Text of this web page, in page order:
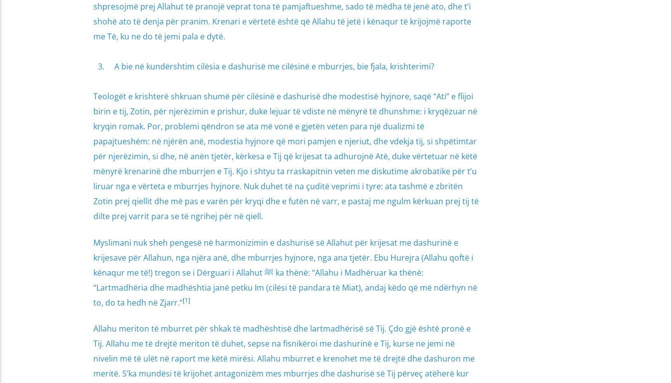
shpresojmë prej Allahut të pranojë veprat tona të pamjaftueshme, sado të mëdha të jenë ato, dhe t’i
shohë ato të denja për pranim. Krenari e vërtetë është që Allahu të jetë i kënaqur të krijojmë raporte
me Të, ku ne do të jemi pala e dytë.
A bie në kundërshtim cilësia e dashurisë me cilësinë e mburrjes, bie fjala, krishterimi?
Teologët e krishterë shkruan shumë për cilësinë e dashurisë dhe modestisë hyjnore, saqë “Ati” e flijoi
birin e tij, Zotin, për njerëzimin e prishur, duke lejuar të vdiste në mënyrë të dhunshme: i kryqëzuar në
kryqin romak. Por, problemi qëndron se ata më vonë e gjetën veten para një dualizmi të
papajtueshëm: në njërën anë, modestia hyjnore që mori pamjen e njeriut, dhe vdekja tij, si shpëtimtar
për njerëzimin, si dhe, në anën tjetër, kërkesa e Tij që krijesat ta adhurojnë Atë, duke vërtetuar në këtë
mënyrë krenarinë dhe mburrjen e Tij. Kjo i shtyu ta rraskapitnin veten me diskutime akrobatike për t’u
liruar nga e vërteta e mburrjes hyjnore. Nuk duhet të na çuditë veprimi i tyre: ata tashmë e zbritën
Zotin prej qiellit dhe më pas e varën për kryqi dhe e futën në varr, e pastaj me ngulm kërkuan prej tij të
dilte prej varrit para se të ngrihej për në qiell.
Myslimani nuk sheh pengesë në harmonizimin e dashurisë së Allahut për krijesat me dashurinë e
krijesave për Allahun, nga njëra anë, dhe mburrjes hyjnore, nga ana tjetër. Ebu Hurejra (Allahu qoftë i
kënaqur me të!) tregon se i Dërguari i Allahut ﷺ ka thënë: “Allahu i Madhëruar ka thënë:
“Lartmadhëria dhe madhështia janë petku Im (cilësi të pandara të Miat), andaj këdo që më ndërhyn në
to, do ta hedh në Zjarr.”[1]
Allahu meriton të mburret për shkak të madhështisë dhe lartmadhërisë së Tij. Çdo gjë është pronë e
Tij. Allahu me të drejtë meriton të duhet, sepse na fisnikëroi me dashurinë e Tij, kurse ne jemi në
nivelin më të ulët në raport me këtë mirësi. Allahu mburret e krenohet me të drejtë dhe dashuron me
meritë. S’ka mundësi të krijohet antagonizëm mes mburrjes dhe dashurisë së Tij përveç atëherë kur